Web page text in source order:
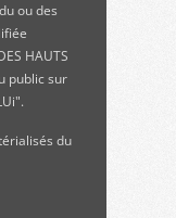
ou des
HAUTS
public sur
du